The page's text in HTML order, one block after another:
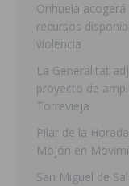
Orihuela
recursos
violencia
La Generalitat
proyecto de
Torrevieja
Pilar de la
Mojón en
San Miguel de